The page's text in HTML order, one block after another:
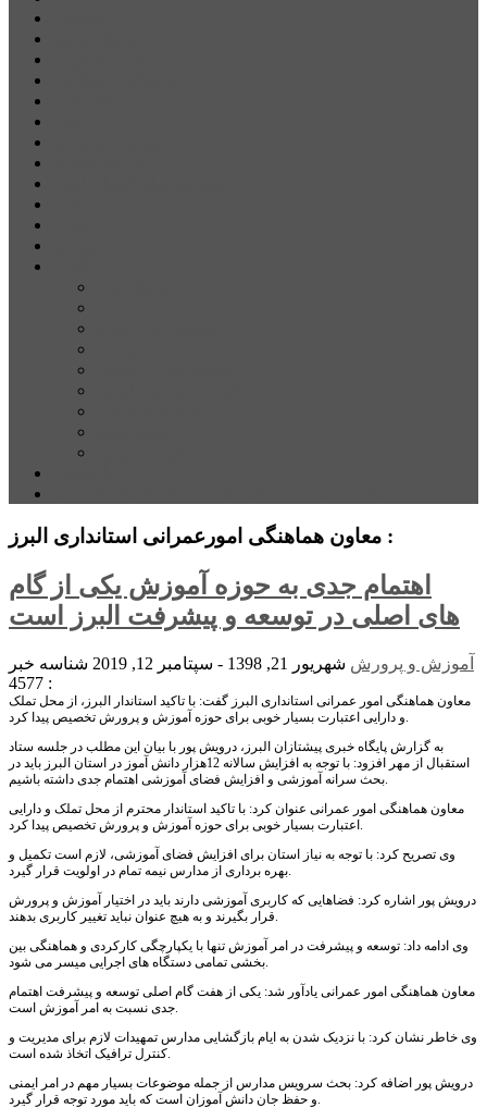
معاون هماهنگی امورعمرانی استانداری البرز :
اهتمام جدی به حوزه آموزش یکی از گام
های اصلی در توسعه و پیشرفت البرز است
آموزش و پرورش شهریور 21, 1398 - سپتامبر 12, 2019
شناسه خبر
: 4577
معاون هماهنگی امور عمرانی استانداری البرز گفت: با تاکید استاندار البرز، از محل تملک
و دارایی اعتبارت بسیار خوبی برای حوزه آموزش و پرورش تخصیص پیدا کرد.
به گزارش پایگاه خبری پیشتازان البرز، درویش پور با بیان این مطلب در جلسه ستاد
استقبال از مهر افزود: با توجه به افزایش سالانه 12هزار دانش آموز در استان البرز باید در
بحث سرانه آموزشی و افزایش فضای آموزشی اهتمام جدی داشته باشیم.
معاون هماهنگی امور عمرانی عنوان کرد: با تاکید استاندار محترم از محل تملک و دارایی
اعتبارت بسیار خوبی برای حوزه آموزش و پرورش تخصیص پیدا کرد.
وی تصریح کرد: با توجه به نیاز استان برای افزایش فضای آموزشی، لازم است تکمیل و
بهره برداری از مدارس نیمه تمام در اولویت قرار گیرد.
درویش پور اشاره کرد: فضاهایی که کاربری آموزشی دارند باید در اختیار آموزش و پرورش
قرار بگیرند و به هیچ عنوان نباید تغییر کاربری بدهند.
وی ادامه داد: توسعه و پیشرفت در امر آموزش تنها با یکپارچگی کارکردی و هماهنگی بین
بخشی تمامی دستگاه های اجرایی میسر می شود.
معاون هماهنگی امور عمرانی یادآور شد: یکی از هفت گام اصلی توسعه و پیشرفت اهتمام
جدی نسبت به امر آموزش است.
وی خاطر نشان کرد: با نزدیک شدن به ایام بازگشایی مدارس تمهیدات لازم برای مدیریت و
کنترل ترافیک اتخاذ شده است.
درویش پور اضافه کرد: بحث سرویس مدارس از جمله موضوعات بسیار مهم در امر ایمنی
و حفظ جان دانش آموزان است که باید مورد توجه قرار گیرد.